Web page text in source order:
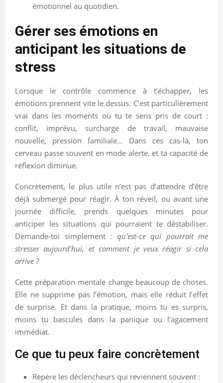
émotionnel au quotidien.
Gérer ses émotions en
anticipant les situations de
stress
Lorsque le contrôle commence à t’échapper, les
émotions prennent vite le dessus. C’est particulièrement
vrai dans les moments où tu te sens pris de court :
conflit, imprévu, surcharge de travail, mauvaise
nouvelle, pression familiale… Dans ces cas-là, ton
cerveau passe souvent en mode alerte, et ta capacité de
réflexion diminue.
Concrètement, le plus utile n’est pas d’attendre d’être
déjà submergé pour réagir. À ton réveil, ou avant une
journée difficile, prends quelques minutes pour
anticiper les situations qui pourraient te déstabiliser.
Demande-toi simplement : qu’est-ce qui pourrait me
stresser aujourd’hui, et comment je veux réagir si cela
arrive ?
Cette préparation mentale change beaucoup de choses.
Elle ne supprime pas l’émotion, mais elle réduit l’effet
de surprise. Et dans la pratique, moins tu es surpris,
moins tu bascules dans la panique ou l’agacement
immédiat.
Ce que tu peux faire concrètement
Repère les déclencheurs qui reviennent souvent :